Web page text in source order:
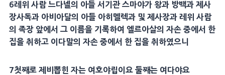
6레위 사람느다넬의 아들 서기관 스마야가 왕과 방백과 제사
장사독과 아비아달의 아들 아히멜렉과 및 제사장과 레위 사람
의 족장 앞에서 그 이름을 기록하여 엘르아살의 자손 중에서 한
집을 취하고 이다말의 자손 중에서 한 집을 취하였으니
7첫째로 제비뽑힌 자는 여호야립이요 둘째는 여다야요